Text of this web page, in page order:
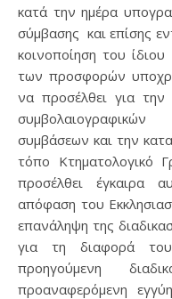
κατά την ημέρα
σύμβασης και επίσης
κοινοποίηση του
των προσφορών
να προσέλθει για
συμβάσεων και την
τόπο Κτηματολογικό
προσέλθει έγκαιρα
απόφαση του
επανάληψη της
για τη διαφορά
προηγούμενη
προαναφερόμενη